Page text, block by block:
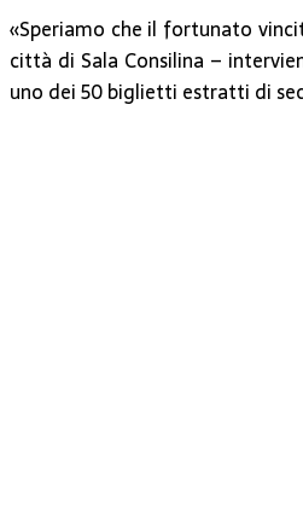
«Speriamo che il fortunato
città di Sala Consilina –
uno dei 50 biglietti estratti di